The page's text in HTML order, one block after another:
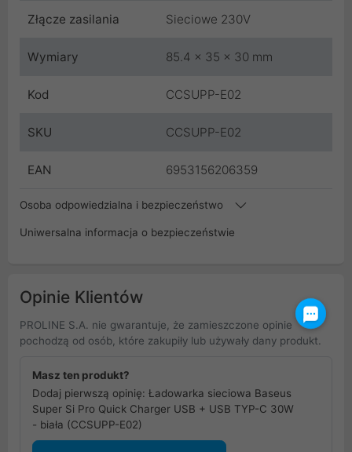
Złącze zasilania Sieciowe 230V
Wymiary 85.4 x 35 x 30 mm
Kod CCSUPP-E02
SKU CCSUPP-E02
EAN 6953156206359
Osoba odpowiedzialna i bezpieczeństwo
Uniwersalna informacja o bezpieczeństwie
Opinie Klientów
PROLINE S.A. nie gwarantuje, że zamieszczone opinie
pochodzą od osób, które zakupiły lub używały dany produkt.
Masz ten produkt?
Dodaj pierwszą opinię: Ładowarka sieciowa Baseus
Super Si Pro Quick Charger USB + USB TYP-C 30W
- biała (CCSUPP-E02)